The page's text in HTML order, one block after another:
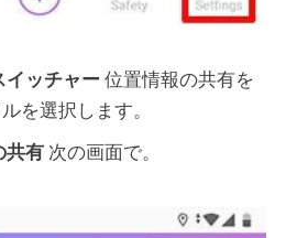
イッチャー位置情報の共有を
を選択します。
共有次の画面で。